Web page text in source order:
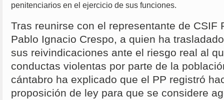
penitenciarios en el ejercicio de sus funciones.
Tras reunirse con el representante de CSIF
Pablo Ignacio Crespo, a quien ha
sus reivindicaciones ante el riesgo real al
conductas violentas por parte de la
cántabro ha explicado que el PP registró
proposición de ley para que se considere